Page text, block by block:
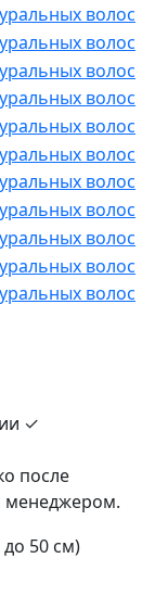
✓
после
менеджером.
50 см)